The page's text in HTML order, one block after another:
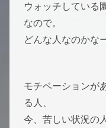
ウォッチしている
なので。
どんな人なのかな
モチベーションが
る人、
今、苦しい状況の